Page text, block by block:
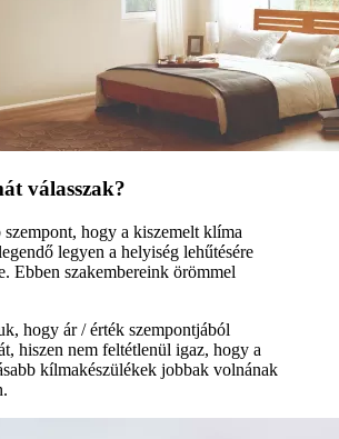
válasszak?
hogy a kiszemelt klíma
legyen a helyiség lehűtésére
Ebben szakembereink örömmel
hogy ár / érték szempontjából
hiszen nem feltétlenül igaz, hogy a
kílmakészülékek jobbak volnának